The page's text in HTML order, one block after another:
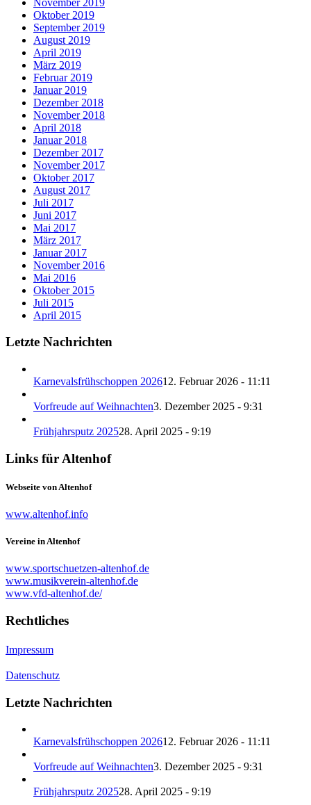
Oktober 2019
September 2019
August 2019
April 2019
März 2019
Februar 2019
Januar 2019
Dezember 2018
November 2018
April 2018
Januar 2018
Dezember 2017
November 2017
Oktober 2017
August 2017
Juli 2017
Juni 2017
Mai 2017
März 2017
Januar 2017
November 2016
Mai 2016
Oktober 2015
Juli 2015
April 2015
Letzte Nachrichten
Karnevalsfrühschoppen 202612. Februar 2026 - 11:11
Vorfreude auf Weihnachten3. Dezember 2025 - 9:31
Frühjahrsputz 202528. April 2025 - 9:19
Links für Altenhof
Webseite von Altenhof
www.altenhof.info
Vereine in Altenhof
www.sportschuetzen-altenhof.de
www.musikverein-altenhof.de
www.vfd-altenhof.de/
Rechtliches
Impressum
Datenschutz
Letzte Nachrichten
Karnevalsfrühschoppen 202612. Februar 2026 - 11:11
Vorfreude auf Weihnachten3. Dezember 2025 - 9:31
Frühjahrsputz 202528. April 2025 - 9:19